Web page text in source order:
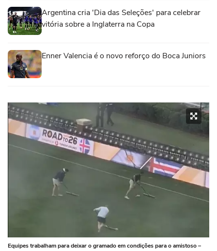
Argentina cria 'Dia das Seleções' para celebrar
vitória sobre a Inglaterra na Copa
Enner Valencia é o novo reforço do Boca Juniors
Equipes trabalham para deixar o gramado em condições para o amistoso –